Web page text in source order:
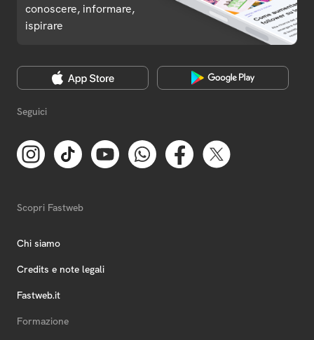
conoscere, informare,
ispirare
Seguici
Scopri Fastweb
Chi siamo
Credits e note legali
Fastweb.it
Formazione